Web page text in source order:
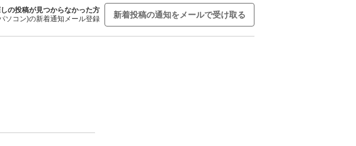
の投稿が見つからなかった方
ソコン)の新着通知メール登録
新着投稿の通知をメールで受け取る